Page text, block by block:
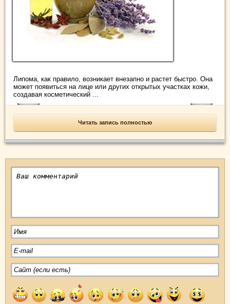
Липома, как правило, возникает внезапно и растет быстро. Она
может появиться на лице или других открытых участках кожи,
создавая косметический ...
Читать запись полностью